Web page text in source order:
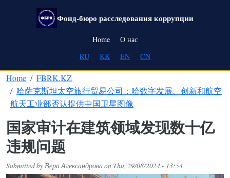
Skip to main content
Фонд-бюро расследования коррупции
Main navigation
Home
О нас
RU
KK EN CN
Home
FBRK.KZ
哈萨克斯坦太空旅行贸易公司：哈数字发展、创新和航空
航天工业部否认提供中国卫星图像
国家审计在建筑领域发现数十亿
违规问题
Submitted byВера Александроваon Thu, 29/08/2024 - 13:54